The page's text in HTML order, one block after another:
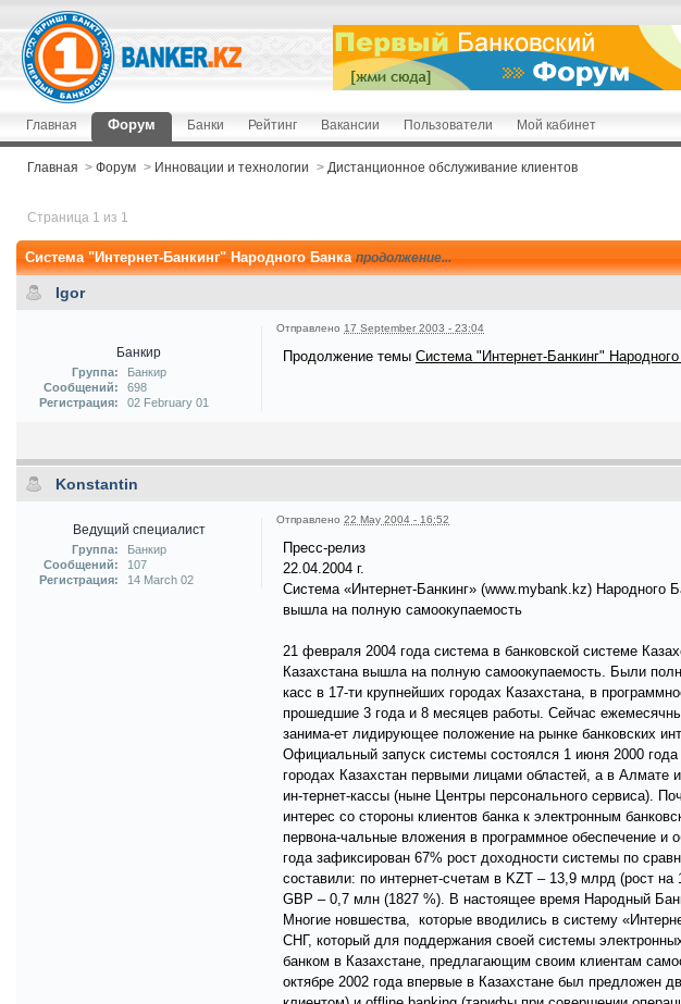
Главная Форум Банки Рейтинг Вакансии Пользователи Мой кабинет
Главная > Форум > Инновации и технологии > Дистанционное обслуживание клиентов
Страница 1 из 1
Система "Интернет-Банкинг" Народного Банкапродолжение...
Igor
Банкир
Группа:
Банкир
Сообщений:
698
Регистрация:
02 February 01
Отправлено 17 September 2003 - 23:04
Продолжение темы Система "Интернет-Банкинг"
Konstantin
Ведущий специалист
Группа:
Банкир
Сообщений:
107
Регистрация:
14 March 02
Отправлено 22 May 2004 - 16:52
Пресс-релиз
22.04.2004 г.
Система «Интернет-Банкинг» (www.mybank.kz) Народного
вышла на полную самоокупаемость
21 февраля 2004 года система в банковской системе
Казахстана вышла на полную самоокупаемость. Были
касс в 17-ти крупнейших городах Казахстана, в
прошедшие 3 года и 8 месяцев работы. Сейчас
занима-ет лидирующее положение на рынке банковских
Официальный запуск системы состоялся 1 июня 2000
городах Казахстан первыми лицами областей, а в Алмате
ин-тернет-кассы (ныне Центры персонального сервиса).
интерес со стороны клиентов банка к электронным
первона-чальные вложения в программное обеспечение
года зафиксирован 67% рост доходности системы по
составили: по интернет-счетам в KZT – 13,9 млрд (рост
GBP – 0,7 млн (1827 %). В настоящее время Народный
Многие новшества, которые вводились в систему
СНГ, который для поддержания своей системы
банком в Казахстане, предлагающим своим клиентам
октябре 2002 года впервые в Казахстане был предложен